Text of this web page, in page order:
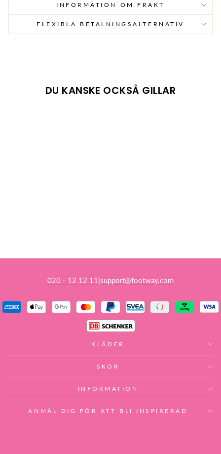
INFORMATION OM FRAKT
FLEXIBLA BETALNINGSALTERNATIV
DU KANSKE OCKSÅ GILLAR
020 - 12 12 11 |support@footway.com
KLÄDER
SKOR
INFORMATION
ANMÄL DIG FÖR ATT BLI INSPIRERAD